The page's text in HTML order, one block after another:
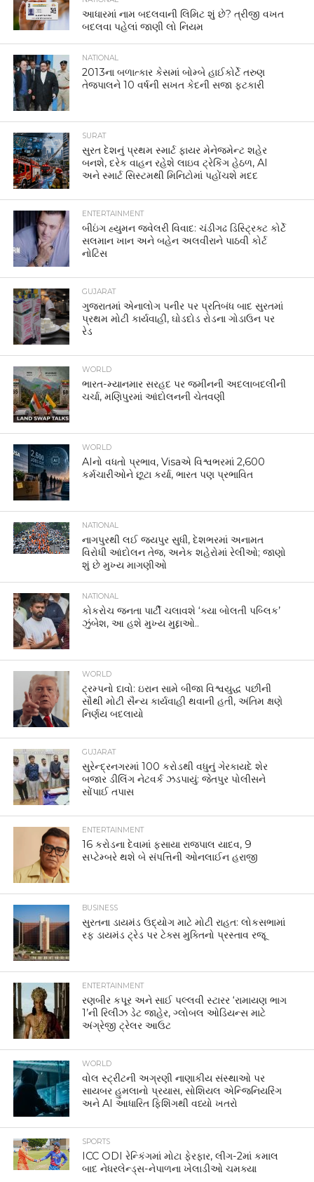
આધારમાં નામ બદલવાની લિમિટ શું છે? ત્રીજી વખત
બદલવા પહેલાં જાણી લો નિયમ
NATIONAL
2013ના બળાત્કાર કેસમાં બોમ્બે હાઈકોર્ટે તરુણ
તેજપાલને 10 વર્ષની સખત કેદની સજા ફટકારી
SURAT
સુરત દેશનું પ્રથમ સ્માર્ટ ફાયર મેનેજમેન્ટ શહેર
બનશે, દરેક વાહન રહેશે લાઇવ ટ્રેકિંગ હેઠળ, AI
અને સ્માર્ટ સિસ્ટમથી મિનિટોમાં પહોંચશે મદદ
ENTERTAINMENT
બીઇંગ હ્યુમન જ્વેલરી વિવાદ: ચંડીગઢ ડિસ્ટ્રિક્ટ કોર્ટે
સલમાન ખાન અને બહેન અલવીરાને પાઠવી કોર્ટ
નોટિસ
GUJARAT
ગુજરાતમાં એનાલોગ પનીર પર પ્રતિબંધ બાદ સુરતમાં
પ્રથમ મોટી કાર્યવાહી, ઘોડદોડ રોડના ગોડાઉન પર
રેડ
WORLD
ભારત-મ્યાનમાર સરહદ પર જમીનની અદલાબદલીની
ચર્ચા, મણિપુરમાં આંદોલનની ચેતવણી
WORLD
AIનો વધતો પ્રભાવ, Visaએ વિશ્વભરમાં 2,600
કર્મચારીઓને છૂટા કર્યા, ભારત પણ પ્રભાવિત
NATIONAL
નાગપુરથી લઈ જયપુર સુધી, દેશભરમાં અનામત
વિરોધી આંદોલન તેજ, અનેક શહેરોમાં રેલીઓ; જાણો
શું છે મુખ્ય માગણીઓ
NATIONAL
કોકરોચ જનતા પાર્ટી ચલાવશે ‘ક્યા બોલતી પબ્લિક’
ઝુંબેશ, આ હશે મુખ્ય મુદ્દાઓ..
WORLD
ટ્રમ્પનો દાવો: ઇરાન સામે બીજા વિશ્વયુદ્ધ પછીની
સૌથી મોટી સૈન્ય કાર્યવાહી થવાની હતી, અંતિમ ક્ષણે
નિર્ણય બદલાયો
GUJARAT
સુરેન્દ્રનગરમાં 100 કરોડથી વધુનું ગેરકાયદે શેર
બજાર ડીલિંગ નેટવર્ક ઝડપાયું: જેતપુર પોલીસને
સોંપાઈ તપાસ
ENTERTAINMENT
16 કરોડના દેવામાં ફસાયા રાજપાલ યાદવ, 9
સપ્ટેમ્બરે થશે બે સંપત્તિની ઓનલાઈન હરાજી
BUSINESS
સુરતના ડાયમંડ ઉદ્યોગ માટે મોટી રાહત: લોકસભામાં
રફ ડાયમંડ ટ્રેડ પર ટેક્સ મુક્તિનો પ્રસ્તાવ રજૂ
ENTERTAINMENT
રણબીર કપૂર અને સાઈ પલ્લવી સ્ટારર ‘રામાયણ ભાગ
1’ની રિલીઝ ડેટ જાહેર, ગ્લોબલ ઓડિયન્સ માટે
અંગ્રેજી ટ્રેલર આઉટ
WORLD
વોલ સ્ટ્રીટની અગ્રણી નાણાકીય સંસ્થાઓ પર
સાયબર હુમલાનો પ્રયાસ, સોશિયલ એન્જિનિયરિંગ
અને AI આધારિત ફિશિંગથી વધ્યો ખતરો
SPORTS
ICC ODI રેન્કિંગમાં મોટા ફેરફાર, લીગ-2માં કમાલ
બાદ નેધરલેન્ડ્સ-નેપાળના ખેલાડીઓ ચમક્યા